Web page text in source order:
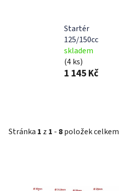
Startér
125/150cc
skladem
(4 ks)
1 145 Kč
Stránka 1 z 1 - 8položek celkem